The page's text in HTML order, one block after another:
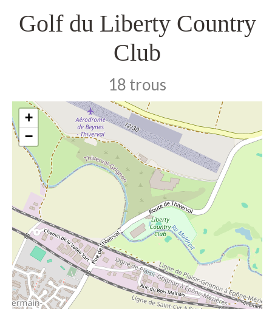
Golf du Liberty Country
Club
18 trous
+
−